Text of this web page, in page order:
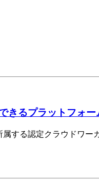
きるプラットフォ
属する認定クラウドワ